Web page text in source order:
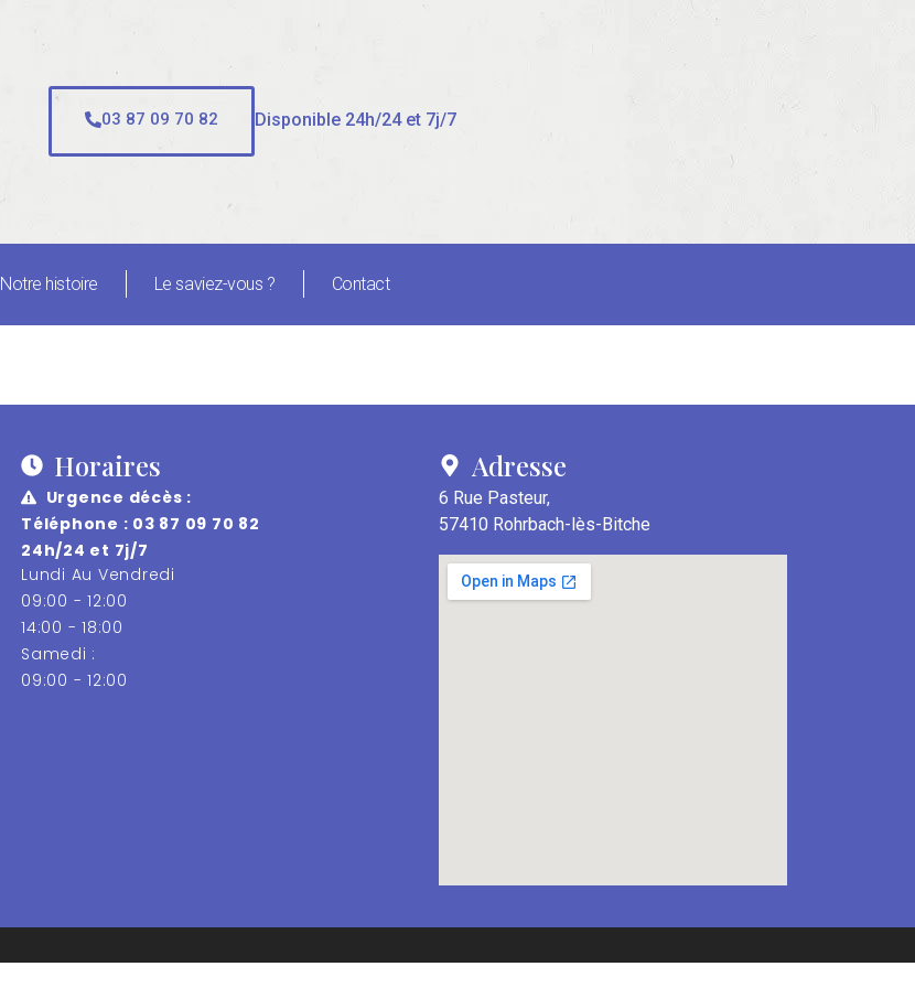
03 87 09 70 82 Disponible 24h/24 et 7j/7
Notre histoire Le saviez-vous ? Contact
Horaires
Urgence décès :
Téléphone : 03 87 09 70 82
24h/24 et 7j/7
Lundi Au Vendredi
09:00 - 12:00
14:00 - 18:00
Samedi :
09:00 - 12:00
Adresse
6 Rue Pasteur,
57410 Rohrbach-lès-Bitche